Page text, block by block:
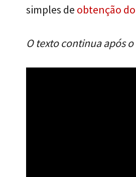
simples de obtenção
O texto continua após